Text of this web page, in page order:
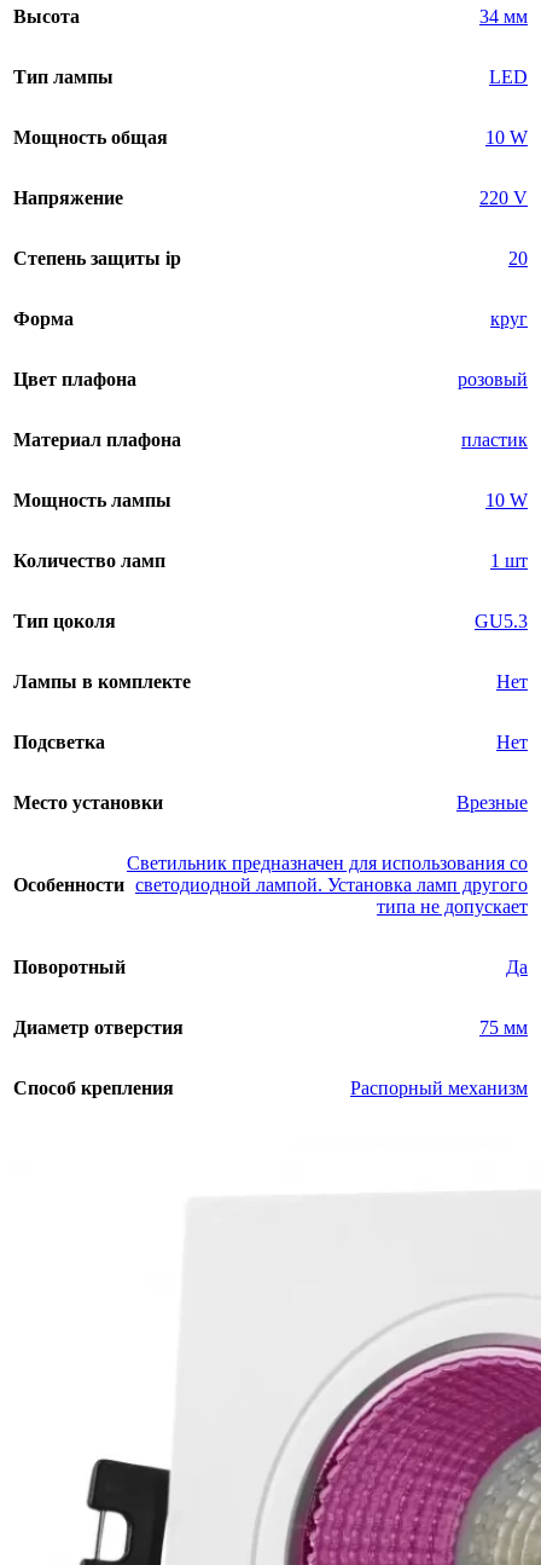
Высота 34 мм
Тип лампы LED
Мощность общая 10 W
Напряжение 220 V
Степень защиты ip 20
Форма круг
Цвет плафона розовый
Материал плафона пластик
Мощность лампы 10 W
Количество ламп 1 шт
Тип цоколя GU5.3
Лампы в комплекте Нет
Подсветка Нет
Место установки Врезные
Особенности
Светильник предназначен для использования со
светодиодной лампой. Установка ламп другого
типа не допускает
Поворотный Да
Диаметр отверстия 75 мм
Способ крепления Распорный механизм